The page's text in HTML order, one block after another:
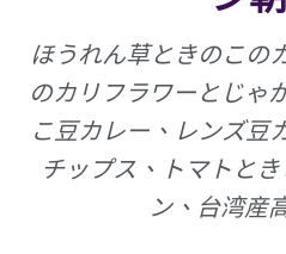
ほうれん草ときのこの
のカリフラワーとじゃ
こ豆カレー、レンズ豆
チップス、トマトと
ン、台湾産